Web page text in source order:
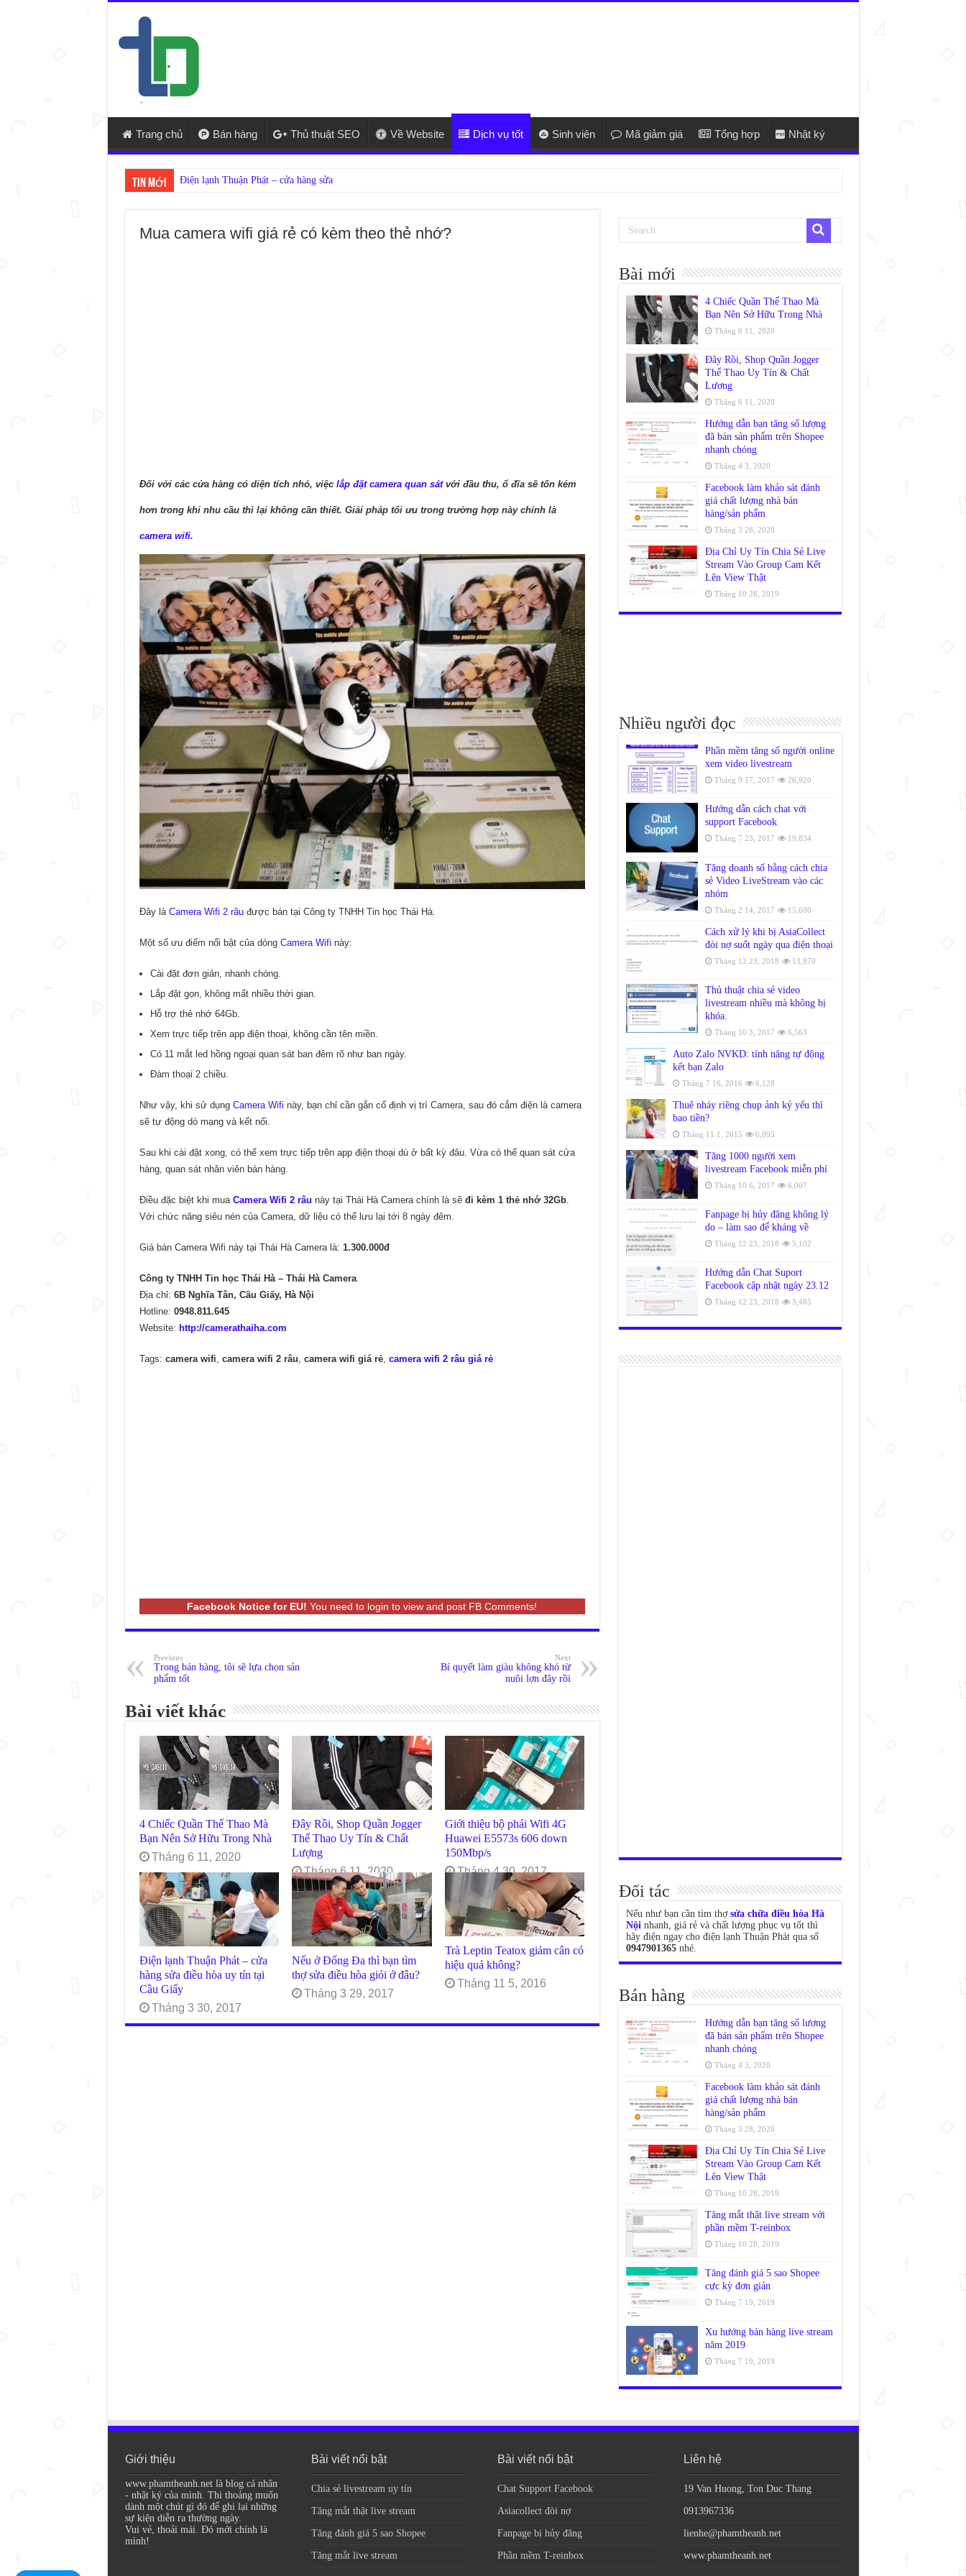
Trang chủ Bán hàng Thủ thuật SEO Về Website Dịch vụ tốt Sinh viên Mã giảm giá Tổng hợp Nhật ký
Tin mới
Mua camera wifi giá rẻ có kèm theo thẻ nhớ?
Đối với các cửa hàng có diện tích nhỏ, việc lắp đặt camera quan sátvới đầu thu, ổ đĩa sẽ tốn kém
hơn trong khi nhu cầu thì lại không cần thiết. Giải pháp tối ưu trong trường hợp này chính là
camera wifi.
Đây là Camera Wifi 2 râuđược bán tại Công ty TNHH Tin học Thái Hà.
Một số ưu điểm nổi bật của dòng Camera Wifi này:
Cài đặt đơn giản, nhanh chóng.
Lắp đặt gọn, không mất nhiều thời gian.
Hỗ trợ thẻ nhớ 64Gb.
Xem trực tiếp trên app điện thoại, không cần tên miền.
Có 11 mắt led hồng ngoại quan sát ban đêm rõ như ban ngày.
Đàm thoại 2 chiều.
Như vậy, khi sử dụng Camera Wifi này, bạn chỉ cần gắn cố định vị trí Camera, sau đó cắm điện là camera
sẽ tự động dò mạng và kết nối.
Sau khi cài đặt xong, có thể xem trực tiếp trên app điện thoại dù ở bất kỳ đâu. Vừa có thể quan sát cửa
hàng, quan sát nhân viên bán hàng.
Điều đặc biệt khi mua Camera Wifi 2 râu này tại Thái Hà Camera chính là sẽ đi kèm 1 thẻ nhớ 32Gb.
Với chức năng siêu nén của Camera, dữ liệu có thể lưu lại tới 8 ngày đêm.
Giá bán Camera Wifi này tại Thái Hà Camera là: 1.300.000đ
Công ty TNHH Tin học Thái Hà – Thái Hà Camera.
Địa chỉ: 6B Nghĩa Tân, Cầu Giấy, Hà Nội
Hotline: 0948.811.645
Website: http://camerathaiha.com
Tags: camera wifi camera wifi 2 râu camera wifi giá rẻ, camera wifi 2 râu giá rẻ
Facebook Notice for EU! You need to login to view and post FB Comments!
Previous
Trong bán hàng, tôi sẽ lựa chọn sản
phẩm tốt
Next
Bí quyết làm giàu không khó từ
nuôi lợn đây rồi
Bài viết khác
4 Chiếc Quần Thể Thao Mà
Bạn Nên Sở Hữu Trong Nhà
Tháng 6 11, 2020
Đây Rồi, Shop Quần Jogger
Thể Thao Uy Tín & Chất
Lượng
Tháng 6 11, 2020
Giới thiệu bộ phái Wifi 4G
Huawei E5573s 606 down
150Mbp/s
Tháng 4 30, 2017
Điện lạnh Thuận Phát – cửa
hàng sửa điều hòa uy tín tại
Cầu Giấy
Tháng 3 30, 2017
Nếu ở Đống Đa thì bạn tìm
thợ sửa điều hòa giỏi ở đâu?
Tháng 3 29, 2017
Trà Leptin Teatox giảm cân có
hiệu quả không?
Tháng 11 5, 2016
Bài mới
4 Chiếc Quần Thể Thao Mà
Bạn Nên Sở Hữu Trong Nhà
Tháng 6 11, 2020
Đây Rồi, Shop Quần Jogger
Thể Thao Uy Tín & Chất
Lượng
Tháng 6 11, 2020
Hướng dẫn bạn tăng số lượng
đã bán sản phẩm trên Shopee
nhanh chóng
Tháng 4 3, 2020
Facebook làm khảo sát đánh
giá chất lượng nhà bán
hàng/sản phẩm
Tháng 3 28, 2020
Địa Chỉ Uy Tín Chia Sẻ Live
Stream Vào Group Cam Kết
Lên View Thật
Tháng 10 28, 2019
Nhiều người đọc
Phần mềm tăng số người online
xem video livestream
Tháng 9 17, 2017 26,920
Hướng dẫn cách chat với
support Facebook
Tháng 7 23, 2017 19,834
Tăng doanh số bằng cách chia
sẻ Video LiveStream vào các
nhóm
Tháng 2 14, 2017 15,600
Cách xử lý khi bị AsiaCollect
đòi nợ suốt ngày qua điện thoại
Tháng 12 23, 2018 13,870
Thủ thuật chia sẻ video
livestream nhiều mà không bị
khóa.
Tháng 10 3, 2017 6,563
Auto Zalo NVKD: tính năng tự động
kết bạn Zalo
Tháng 7 16, 2016 6,128
Thuê nháy riêng chụp ảnh kỷ yếu thì
bao tiền?
Tháng 11 1, 2015 6,095
Tăng 1000 người xem
livestream Facebook miễn phí
Tháng 10 6, 2017 6,007
Fanpage bị hủy đăng không lý
do – làm sao để kháng về
Tháng 12 23, 2018 5,102
Hướng dẫn Chat Suport
Facebook cập nhật ngày 23.12
Tháng 12 23, 2018 3,485
Đối tác
Nếu như bạn cần tìm thợ sửa chữa điều hòa Hà
Nộinhanh, giá rẻ và chất lượng phục vụ tốt thì
hãy điện ngay cho điện lạnh Thuận Phát qua số
0947901365nhé.
Bán hàng
Hướng dẫn bạn tăng số lượng
đã bán sản phẩm trên Shopee
nhanh chóng
Tháng 4 3, 2020
Facebook làm khảo sát đánh
giá chất lượng nhà bán
hàng/sản phẩm
Tháng 3 28, 2020
Địa Chỉ Uy Tín Chia Sẻ Live
Stream Vào Group Cam Kết
Lên View Thật
Tháng 10 28, 2019
Tăng mắt thật live stream với
phần mềm T-reinbox
Tháng 10 28, 2019
Tăng đánh giá 5 sao Shopee
cực kỳ đơn giản
Tháng 7 19, 2019
Xu hướng bán hàng live stream
năm 2019
Tháng 7 19, 2019
Giới thiệu
www.phamtheanh.net là blog cá nhân
- nhật ký của mình. Thi thoảng muốn
dành một chút gì đó để ghi lại những
sự kiện diễn ra thường ngày.
Vui vẻ, thoải mái. Đó mới chính là
mình!
Bài viết nổi bật
Chia sẻ livestream uy tín
Tăng mắt thật live stream
Tăng đánh giá 5 sao Shopee
Tăng mắt live stream
Bài viết nổi bật
Chat Support Facebook
Asiacollect đòi nợ
Fanpage bị hủy đăng
Phần mềm T-reinbox
Liên hệ
19 Van Huong, Ton Duc Thang
0913967336
lienhe@phamtheanh.net
www.phamtheanh.net